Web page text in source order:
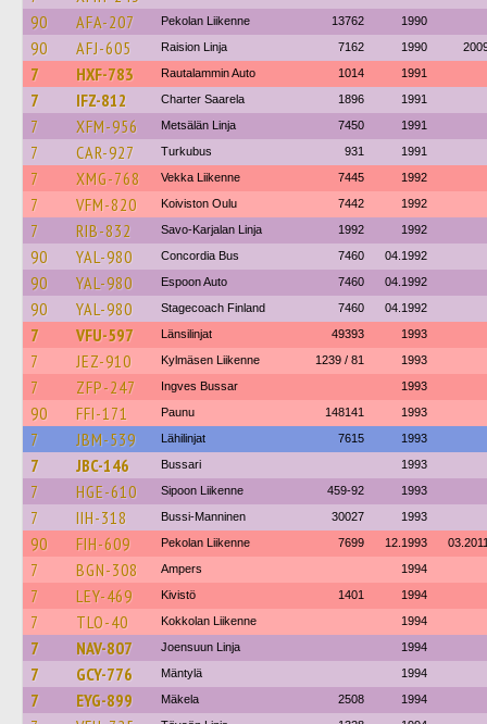
90 AFA-207 Pekolan Liikenne 13762 1990
90 AFJ-605 Raision Linja 7162 1990
7 HXF-783 Rautalammin Auto 1014 1991
7 IFZ-812 Charter Saarela 1896 1991
7 XFM-956 Metsälän Linja 7450 1991
7 CAR-927 Turkubus 931 1991
7 XMG-768 Vekka Liikenne 7445 1992
7 VFM-820 Koiviston Oulu 7442 1992
7 RIB-832 Savo-Karjalan Linja 1992 1992
90 YAL-980 Concordia Bus 7460 04.1992
90 YAL-980 Espoon Auto 7460 04.1992
90 YAL-980 Stagecoach Finland 7460 04.1992
7 VFU-597 Länsilinjat 49393 1993
7 JEZ-910 Kylmäsen Liikenne 1239 / 81 1993
7 ZFP-247 Ingves Bussar 1993
90 FFI-171 Paunu 148141 1993
7 JBM-539 Lähilinjat 7615 1993
7 JBC-146 Bussari 1993
7 HGE-610 Sipoon Liikenne 459-92 1993
7 IIH-318 Bussi-Manninen 30027 1993
90 FIH-609 Pekolan Liikenne 7699 12.1993
7 BGN-308 Ampers 1994
7 LEY-469 Kivistö 1401 1994
7 TLO-40 Kokkolan Liikenne 1994
7 NAV-807 Joensuun Linja 1994
7 GCY-776 Mäntylä 1994
7 EYG-899 Mäkela 2508 1994